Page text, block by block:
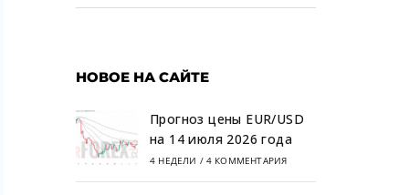
НОВОЕ НА САЙТЕ
Прогноз цены EUR/USD
на 14 июля 2026 года
4 НЕДЕЛИ / 4 КОММЕНТАРИЯ